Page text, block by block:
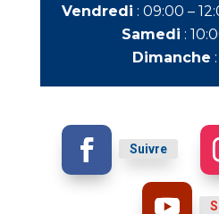
Vendredi :09:00 –
Samedi :
Dimanche :
Suivre